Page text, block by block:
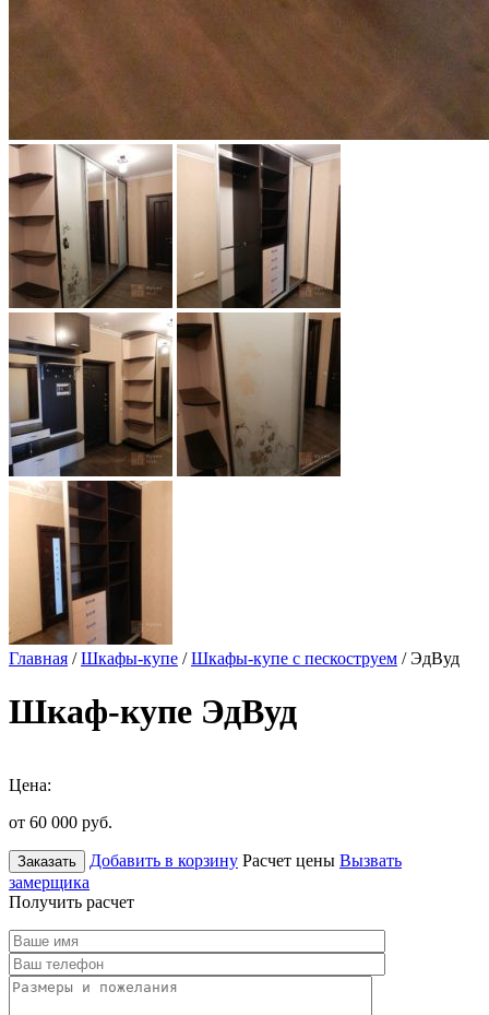
Главная /Шкафы-купе /Шкафы-купе с пескоструем / ЭдВуд
Шкаф-купе ЭдВуд
Цена:
от 60 000 руб.
Заказать Добавить в корзину Расчет цены Вызвать
замерщика
Получить расчет